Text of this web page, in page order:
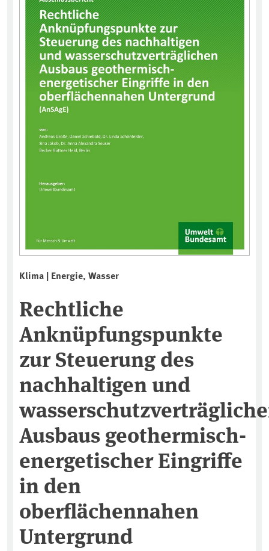
Klima | Energie, Wasser
Rechtliche
Anknüpfungspunkte
zur Steuerung des
nachhaltigen und
Ausbaus geothermisch-
energetischer Eingriffe
in den
oberflächennahen
Untergrund